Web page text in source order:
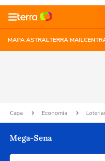
MAPA ASTRALTERRA MAIL
Capa Economia
Mega-Sena